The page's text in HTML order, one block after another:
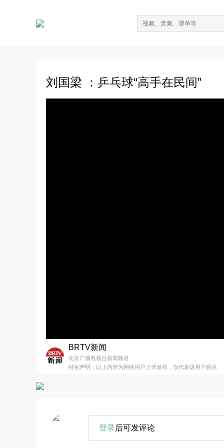
刘国梁 ：乒乓球“高手在民间”
BRTV新闻
北京广播电视台新闻频道
特别声明：以上内容为网络用户上传发布，仅代表该用户观点
登录后可发评论